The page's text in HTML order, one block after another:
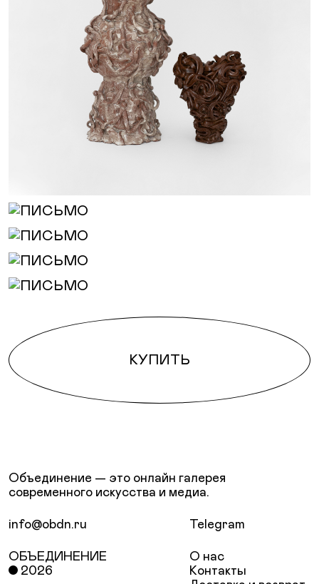
КУПИТЬ
ОБЪЕДИНЕНИЕ
2026
Объединение — это онлайн галерея
современного искусства и медиа.
info@obdn.ru
О нас
Контакты
Telegram